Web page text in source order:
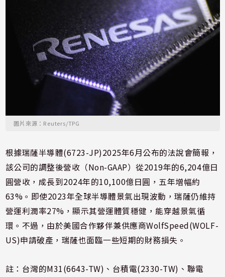
圖片來源：Reuters/TPG
根據瑞薩半導體(6723-JP)2025年6月公布的法說會簡報，
該公司的調整後營收（Non-GAAP）從2019年的6,204億日
圓營收，成長到2024年的10,100億日圓，五年增幅約
63%。即使2023年全球半導體景氣出現波動，瑞薩仍維持
營運利潤率27%，顯示其營運體質穩健，能穿越景氣循
環。不過，由於美國合作夥伴兼供應商WolfSpeed(WOLF-
US)申請破產，瑞薩也面臨一些短期的財務損失。
註：台灣的M31(6643-TW)、台積電(2330-TW)、聯電